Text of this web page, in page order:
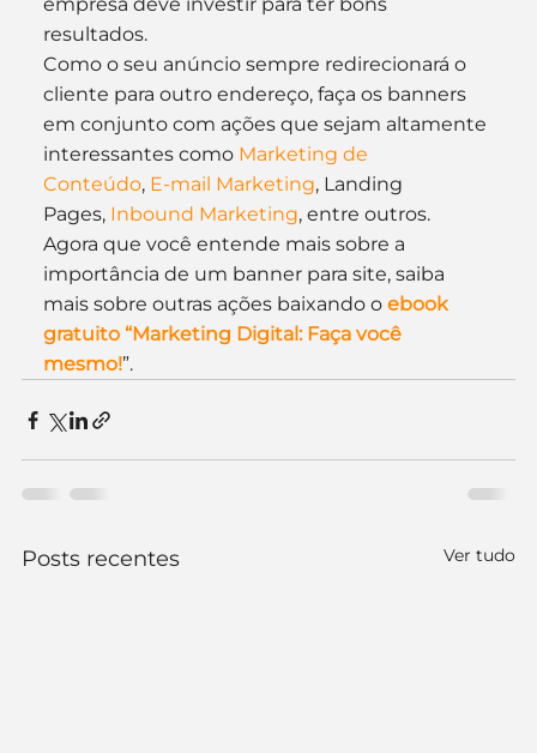
resultados.
Como o seu anúncio sempre redirecionará o
cliente para outro endereço, faça os banners
em conjunto com ações que sejam altamente
interessantes como Marketing de
Conteúdo, E-mail Marketing, Landing
Pages, Inbound Marketing, entre outros.
Agora que você entende mais sobre a
importância de um banner para site, saiba
mais sobre outras ações baixando o ebook
gratuito “Marketing Digital: Faça você
mesmo!”.
Posts recentes Ver tudo